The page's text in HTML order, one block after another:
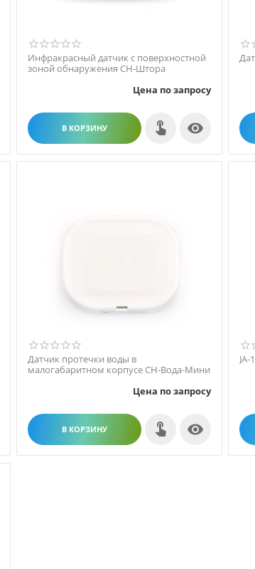
Инфракрасный датчик с поверхностной
зоной обнаружения СН-Штора
Цена по запросу
В КОРЗИНУ 
Датчик протечки воды в
малогабаритном корпусе СН-Вода-Мини
Цена по запросу
В КОРЗИНУ 